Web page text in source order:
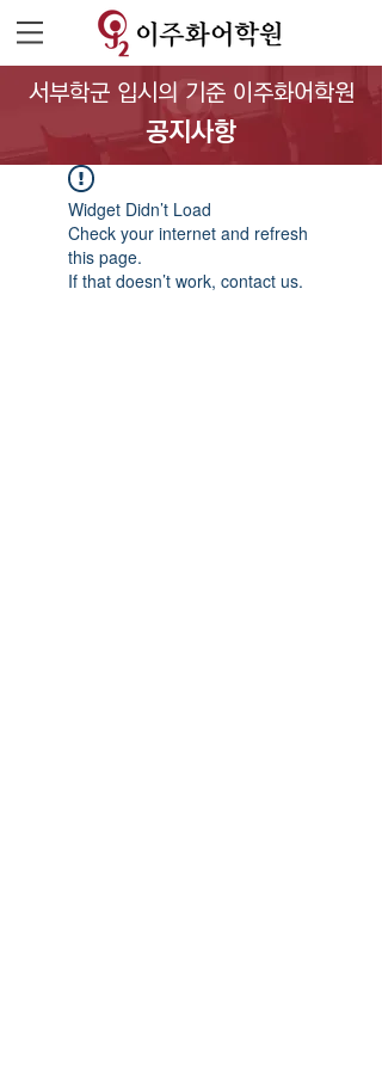
서부학군 입시의 기준 이주화어학원
공지사항
Widget Didn’t Load
Check your internet and refresh
this page.
If that doesn’t work, contact us.